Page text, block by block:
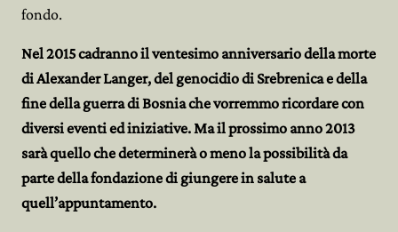
fondo.
Nel 2015 cadranno il ventesimo anniversario della morte
di Alexander Langer, del genocidio di Srebrenica e della
fine della guerra di Bosnia che vorremmo ricordare con
diversi eventi ed iniziative. Ma il prossimo anno 2013
sarà quello che determinerà o meno la possibilità da
parte della fondazione di giungere in salute a
quell’appuntamento.